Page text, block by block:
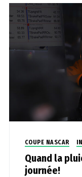
COUPE NASCAR
Quand la
journée!